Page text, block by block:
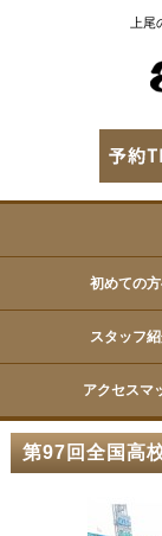
上
初めての
スタッフ
アクセスマ
第97回全国高